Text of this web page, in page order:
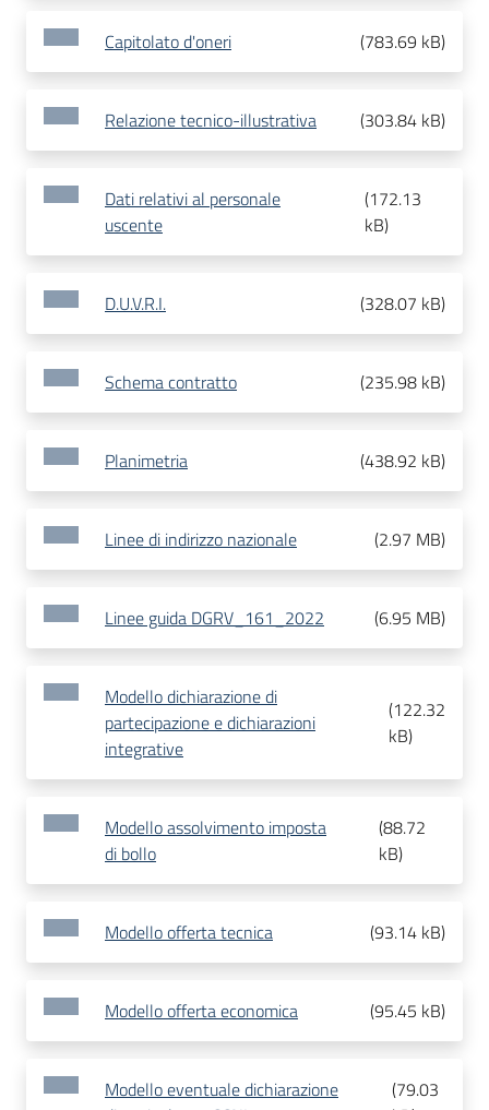
Capitolato d'oneri (783.69 kB)
Relazione tecnico-illustrativa (303.84 kB)
Dati relativi al personale
uscente
(172.13
kB)
D.U.V.R.I. (328.07 kB)
Schema contratto (235.98 kB)
Planimetria (438.92 kB)
Linee di indirizzo nazionale (2.97 MB)
Linee guida DGRV_161_2022 (6.95 MB)
Modello dichiarazione di
partecipazione e dichiarazioni
integrative
(122.32
kB)
Modello assolvimento imposta
di bollo
(88.72
kB)
Modello offerta tecnica (93.14 kB)
Modello offerta economica (95.45 kB)
Modello eventuale dichiarazione
(79.03